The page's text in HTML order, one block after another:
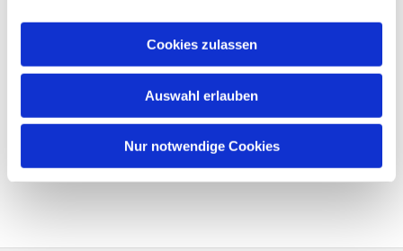
Cookies zulassen
Auswahl erlauben
Nur notwendige Cookies